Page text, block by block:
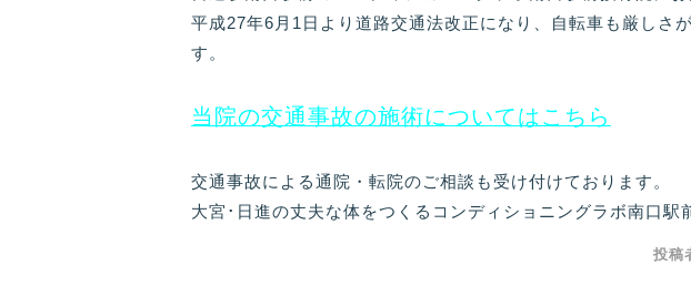
平成27年6月1日より道路交通法改正になり、自転車も厳しさ
す。
当院の交通事故の施術についてはこちら
交通事故による通院・転院のご相談も受け付けております。
大宮･日進の丈夫な体をつくるコンディショニングラボ南口駅
投稿